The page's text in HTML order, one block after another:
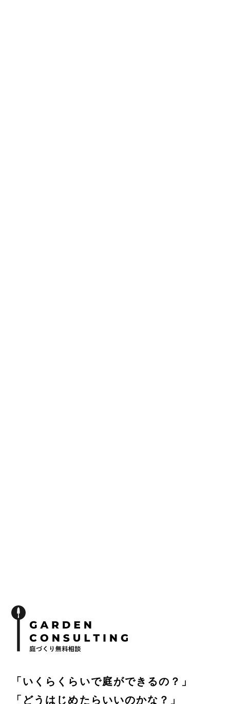
「いくらくらいで庭ができるの？」
「どうはじめたらいいのかな？」